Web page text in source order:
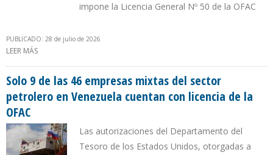
impone la Licencia General Nº 50 de la OFAC
PUBLICADO: 28 de julio de 2026
LEER MÁS
TESORO
Solo 9 de las 46 empresas mixtas del sector
petrolero en Venezuela cuentan con licencia de la
OFAC
Las autorizaciones del Departamento del
Tesoro de los Estados Unidos, otorgadas a